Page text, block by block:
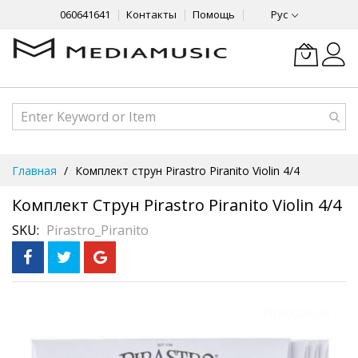
060641641 Контакты Помощь Рус
Content
Главная Комплект струн Pirastro Piranito Violin 4/4
Комплект Струн Pirastro Piranito Violin 4/4
SKU Pirastro_Piranito